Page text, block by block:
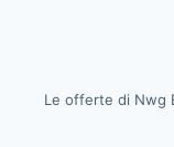
Le offerte di Nwg